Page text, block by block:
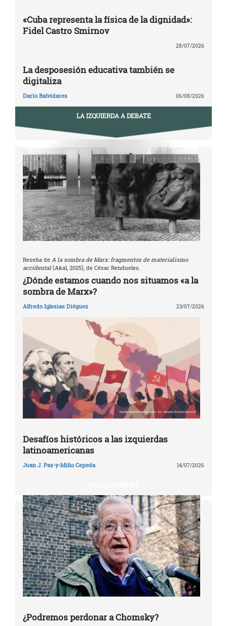
«Cuba representa la física de la dignidad»:
Fidel Castro Smirnov
28/07/2026
La desposesión educativa también se
digitaliza
Darío Balvidares 06/08/2026
LA IZQUIERDA A DEBATE
Reseña de A la sombra de Marx: fragmentos de materialismo
accidental(Akal, 2025), de César Rendueles.
¿Dónde estamos cuando nos situamos «a la
sombra de Marx»?
Alfredo Iglesias Diéguez 23/07/2026
Desafíos históricos a las izquierdas
latinoamericanas
Juan J. Paz-y-Miño Cepeda 14/07/2026
¿Podremos perdonar a Chomsky?